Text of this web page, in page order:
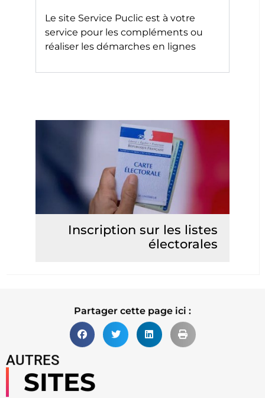
Le site Service Puclic est à votre
service pour les compléments ou
réaliser les démarches en lignes
Inscription sur les listes
électorales
Partager cette page ici :
AUTRES
SITES